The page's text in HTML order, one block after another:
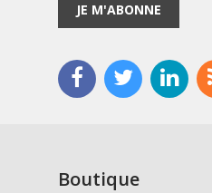
JE M'ABONNE
Boutique